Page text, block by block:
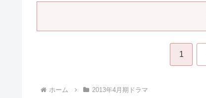
1
ホーム 2013年4月期ドラマ